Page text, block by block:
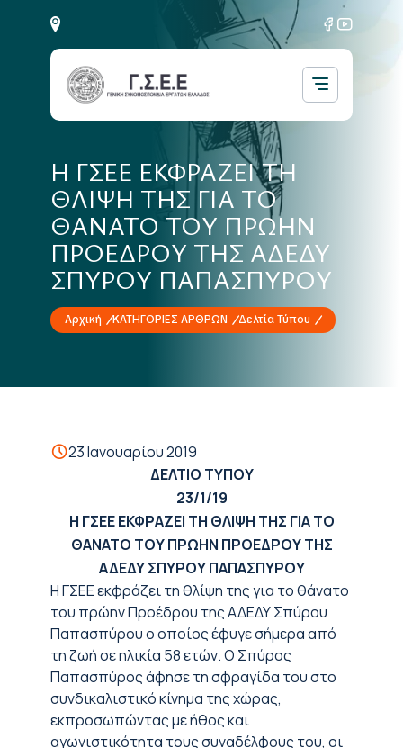
Η ΓΣΕΕ ΕΚΦΡΑΖΕΙ ΤΗ
ΘΛΙΨΗ ΤΗΣ ΓΙΑ ΤΟ
ΘΑΝΑΤΟ ΤΟΥ ΠΡΩΗΝ
ΠΡΟΕΔΡΟΥ ΤΗΣ ΑΔΕΔΥ
ΣΠΥΡΟΥ ΠΑΠΑΣΠΥΡΟΥ
Αρχική ΚΑΤΗΓΟΡΙΕΣ ΑΡΘΡΩΝ Δελτία Τύπου
23 Ιανουαρίου 2019
ΔΕΛΤΙΟ ΤΥΠΟΥ
23/1/19
Η ΓΣΕΕ ΕΚΦΡΑΖΕΙ ΤΗ ΘΛΙΨΗ ΤΗΣ ΓΙΑ ΤΟ
ΘΑΝΑΤΟ ΤΟΥ ΠΡΩΗΝ ΠΡΟΕΔΡΟΥ ΤΗΣ
ΑΔΕΔΥ ΣΠΥΡΟΥ ΠΑΠΑΣΠΥΡΟΥ
Η ΓΣΕΕ εκφράζει τη θλίψη της για το θάνατο
του πρώην Προέδρου της ΑΔΕΔΥ Σπύρου
Παπασπύρου ο οποίος έφυγε σήμερα από
τη ζωή σε ηλικία 58 ετών. Ο Σπύρος
Παπασπύρος άφησε τη σφραγίδα του στο
συνδικαλιστικό κίνημα της χώρας,
εκπροσωπώντας με ήθος και
αγωνιστικότητα τους συναδέλφους του, οι